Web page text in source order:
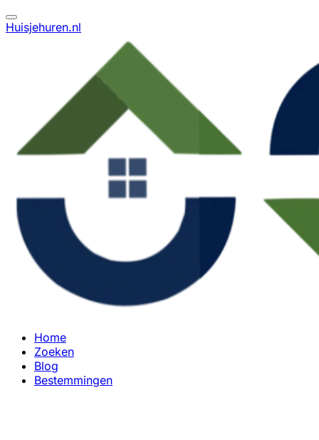
Huisjehuren.nl
Home
Zoeken
Blog
Bestemmingen